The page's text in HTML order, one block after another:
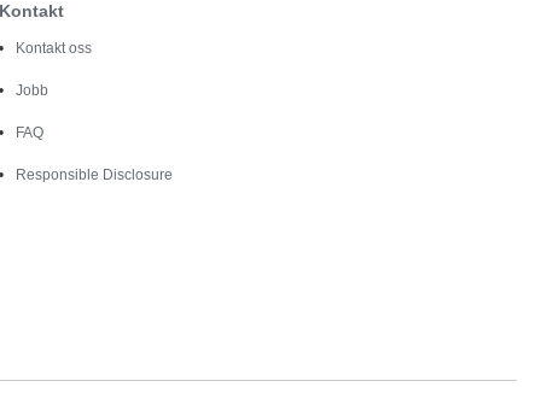
Kontakt
Kontakt oss
Jobb
FAQ
Responsible Disclosure